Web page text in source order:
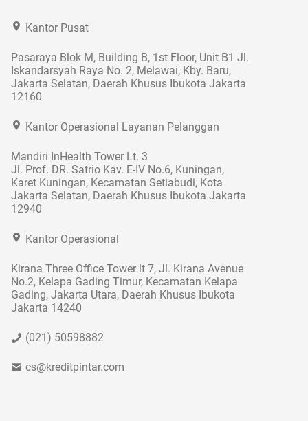
Kantor Pusat
Pasaraya Blok M, Building B, 1st Floor, Unit B1 Jl.
Iskandarsyah Raya No. 2, Melawai, Kby. Baru,
Jakarta Selatan, Daerah Khusus Ibukota Jakarta
12160
Kantor Operasional Layanan Pelanggan
Mandiri InHealth Tower Lt. 3
Jl. Prof. DR. Satrio Kav. E-IV No.6, Kuningan,
Karet Kuningan, Kecamatan Setiabudi, Kota
Jakarta Selatan, Daerah Khusus Ibukota Jakarta
12940
Kantor Operasional
Kirana Three Office Tower lt 7, Jl. Kirana Avenue
No.2, Kelapa Gading Timur, Kecamatan Kelapa
Gading, Jakarta Utara, Daerah Khusus Ibukota
Jakarta 14240
(021) 50598882
cs@kreditpintar.com